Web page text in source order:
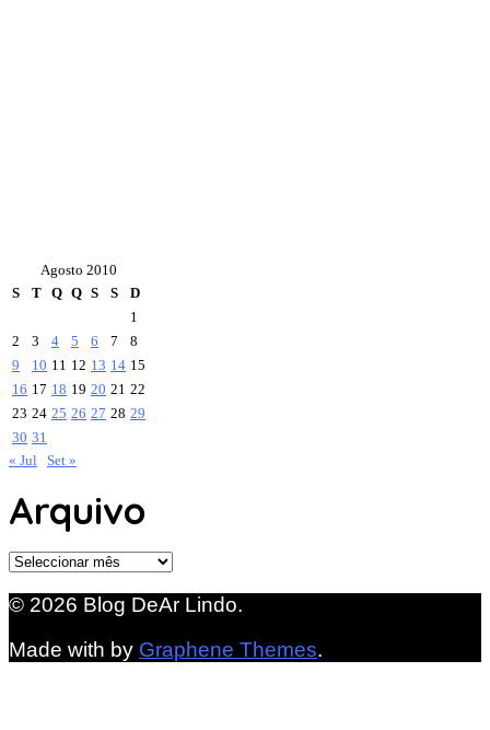
Agosto 2010
S
T Q Q S S
D
1
2
3 4 5 6 7
8
9
10 11 12 13 14 15
16 17 18 19 20 21 22
23 24 25 26 27 28 29
30 31
« Jul
Set »
Arquivo
Arquivo
© 2026 Blog DeAr Lindo.
Made with by Graphene Themes.